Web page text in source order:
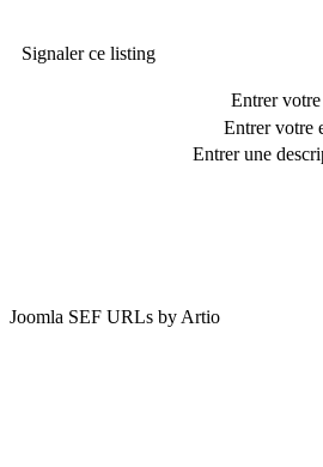
Signaler ce listing
Entrer
Entrer votre
Entrer une
Joomla SEF URLs by Artio